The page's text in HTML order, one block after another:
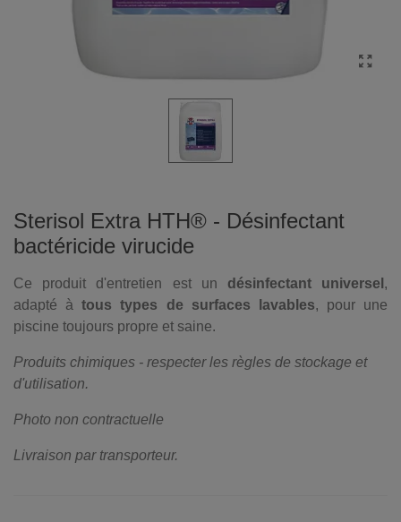
Sterisol Extra HTH® - Désinfectant
bactéricide virucide
Ce produit d'entretien est un désinfectant universel ,
adapté àtous types de surfaces lavables, pour une
piscine toujours propre et saine.
Produits chimiques - respecter les règles de stockage et
d'utilisation.
Photo non contractuelle
Livraison par transporteur.